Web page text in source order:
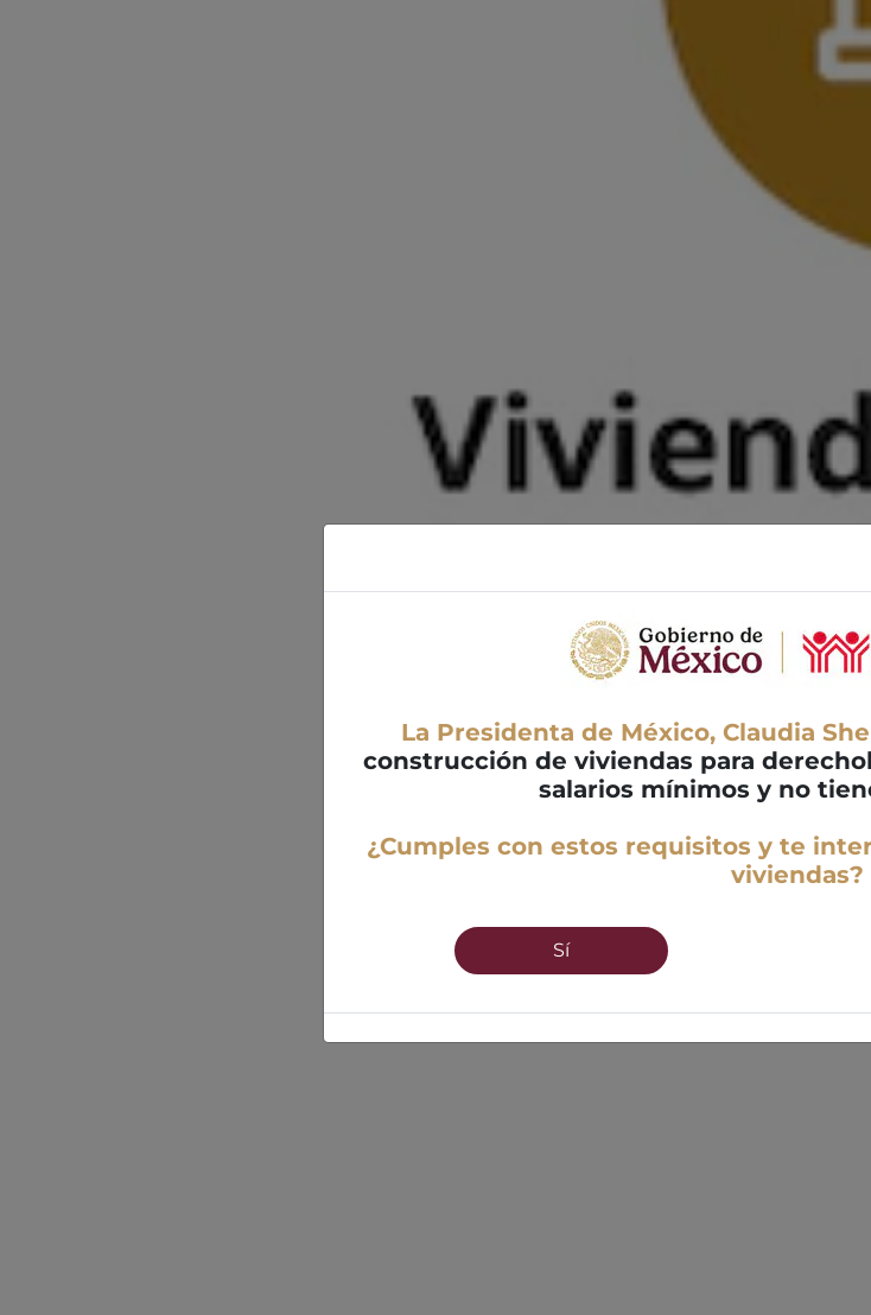
La Presidenta de México, Claudia
construcción de viviendas para
salarios mínimos y no
¿Cumples con estos requisitos y te
viviendas?
Sí